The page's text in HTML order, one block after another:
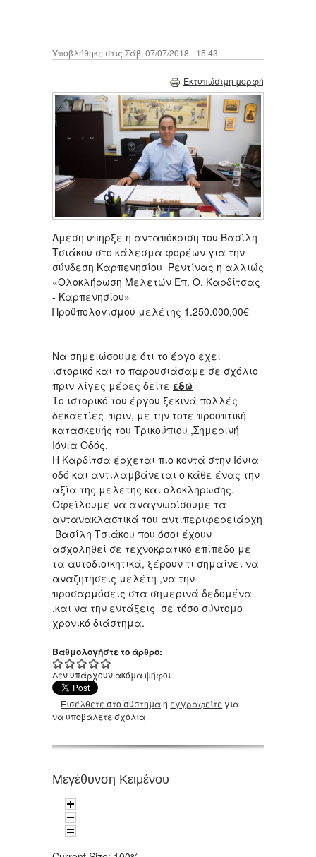
Υποβλήθηκε στις Σάβ, 07/07/2018 - 15:43.
Εκτυπώσιμη μορφή
Άμεση υπήρξε η ανταπόκριση του Βασίλη
Τσιάκου στο κάλεσμα φορέων για την
σύνδεση Καρπενησίου Ρεντίνας η αλλιώς
«Ολοκλήρωση Μελετών Επ. Ο. Καρδίτσας
- Καρπενησίου»
Προϋπολογισμού μελέτης 1.250.000,00€
Να σημειώσουμε ότι το έργο εχει
ιστορικό και το παρουσιάσαμε σε σχόλιο
πριν λίγες μέρες δείτε εδώ
Το ιστορικό του έργου ξεκινά πολλές
δεκαετίες πριν, με την τοτε προοπτική
κατασκευής του Τρικούπιου ,Σημερινή
Ιόνια Οδός.
Η Καρδίτσα έρχεται πιο κοντά στην Ιόνια
οδό και αντιλαμβάνεται ο κάθε ένας την
αξία της μελέτης και ολοκλήρωσης.
Οφείλουμε να αναγνωρίσουμε τα
αντανακλαστικά του αντιπεριφερειάρχη
Βασίλη Τσιάκου που όσοι έχουν
ασχοληθεί σε τεχνοκρατικό επίπεδο με
τα αυτοδιοικητικά, ξέρουν τι σημαίνει να
αναζητήσεις μελέτη ,να την
προσαρμόσεις στα σημερινά δεδομένα
,και να την εντάξεις σε τόσο σύντομο
χρονικό διάστημα.
Βαθμολογήστε το άρθρο:
Δεν υπάρχουν ακόμα ψήφοι
Εισέλθετε στο σύστημαή εγγραφείτε για
να υποβάλετε σχόλια
Μεγέθυνση Κειμένου